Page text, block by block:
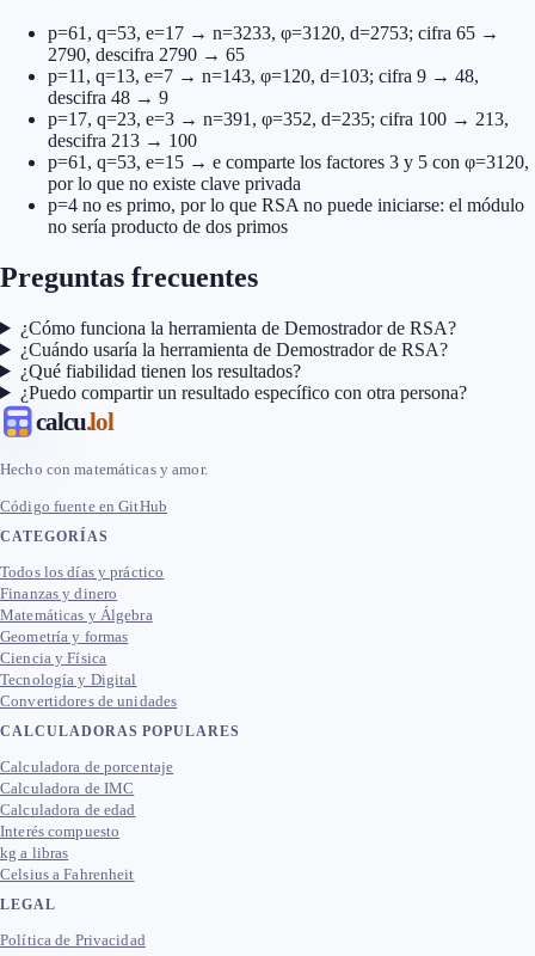
p=61, q=53, e=17 → n=3233, φ=3120, d=2753; cifra 65 →
2790, descifra 2790 → 65
p=11, q=13, e=7 → n=143, φ=120, d=103; cifra 9 → 48,
descifra 48 → 9
p=17, q=23, e=3 → n=391, φ=352, d=235; cifra 100 → 213,
descifra 213 → 100
p=61, q=53, e=15 → e comparte los factores 3 y 5 con φ=3120,
por lo que no existe clave privada
p=4 no es primo, por lo que RSA no puede iniciarse: el módulo
no sería producto de dos primos
Preguntas frecuentes
¿Cómo funciona la herramienta de Demostrador de RSA?
¿Cuándo usaría la herramienta de Demostrador de RSA?
¿Qué fiabilidad tienen los resultados?
¿Puedo compartir un resultado específico con otra persona?
calcu.lol
Hecho con matemáticas y amor.
Código fuente en GitHub
CATEGORÍAS
Todos los días y práctico
Finanzas y dinero
Matemáticas y Álgebra
Geometría y formas
Ciencia y Física
Tecnología y Digital
Convertidores de unidades
CALCULADORAS POPULARES
Calculadora de porcentaje
Calculadora de IMC
Calculadora de edad
Interés compuesto
kg a libras
Celsius a Fahrenheit
LEGAL
Política de Privacidad